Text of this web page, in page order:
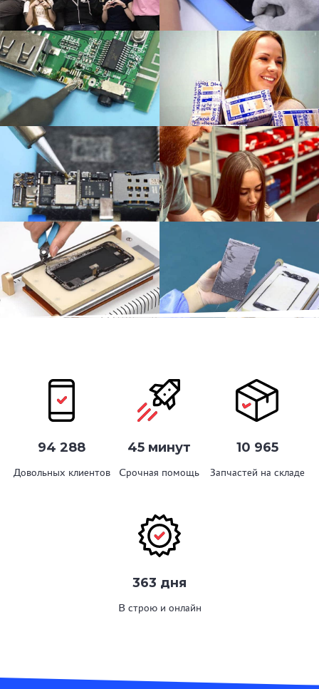
94 288
Довольных клиентов
45 минут
Срочная помощь
10 965
Запчастей на складе
363 дня
В строю и онлайн